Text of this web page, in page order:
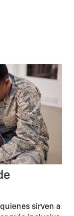
sirven a